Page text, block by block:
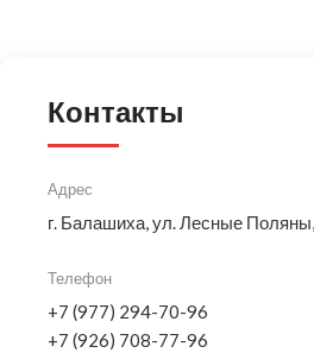
Контакты
Адрес
г. Балашиха, ул. Лесные
Телефон
+7 (977) 294-70-96
+7 (926) 708-77-96